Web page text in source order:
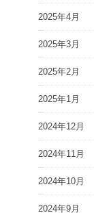
2025年4月
2025年3月
2025年2月
2025年1月
2024年12月
2024年11月
2024年10月
2024年9月